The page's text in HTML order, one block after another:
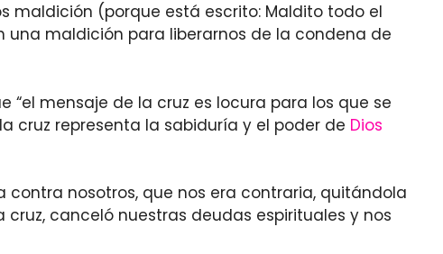
maldición (porque está escrito: Maldito todo el
una maldición para liberarnos de la condena de
“el mensaje de la cruz es locura para los que se
cruz representa la sabiduría y el poder de Dios
contra nosotros, que nos era contraria, quitándola
canceló nuestras deudas espirituales y nos